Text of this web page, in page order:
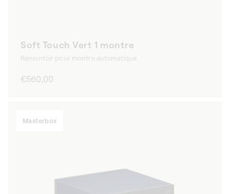
Soft Touch Vert 1 montre
Remontoir pour montre automatique
Prix
€560,00
Masterbox